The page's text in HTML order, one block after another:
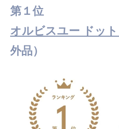
第１位
オルビスユー ドッ
外品）